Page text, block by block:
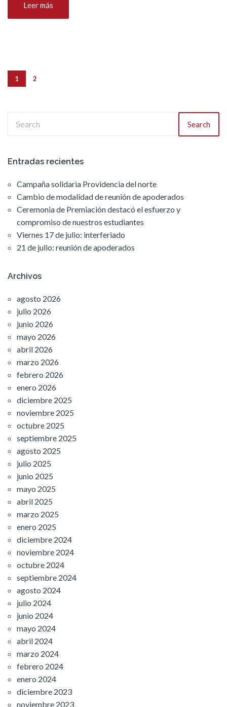
Leer más
1 2
Search
Entradas recientes
Campaña solidaria Providencia del norte
Cambio de modalidad de reunión de apoderados
Ceremonia de Premiación destacó el esfuerzo y
compromiso de nuestros estudiantes
Viernes 17 de julio: interferiado
21 de julio: reunión de apoderados
Archivos
agosto 2026
julio 2026
junio 2026
mayo 2026
abril 2026
marzo 2026
febrero 2026
enero 2026
diciembre 2025
noviembre 2025
octubre 2025
septiembre 2025
agosto 2025
julio 2025
junio 2025
mayo 2025
abril 2025
marzo 2025
enero 2025
diciembre 2024
noviembre 2024
octubre 2024
septiembre 2024
agosto 2024
julio 2024
junio 2024
mayo 2024
abril 2024
marzo 2024
febrero 2024
enero 2024
diciembre 2023
noviembre 2023